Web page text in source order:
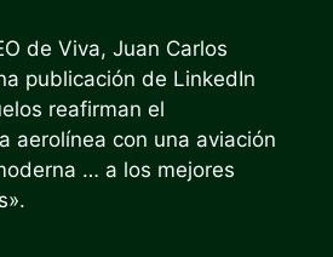
de Viva, Juan Carlos
publicación de LinkedIn
reafirman el
aerolínea con una aviación
… a los mejores